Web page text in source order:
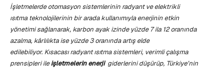
İşletmelerde otomasyon sistemlerinin radyant ve elektrikli
ısıtma teknolojilerinin bir arada kullanımıyla enerjinin etkin
yönetimi sağlanarak, karbon ayak izinde yüzde 7 ila 12 oranında
azalma, kârlılıkta ise yüzde 3 oranında artış elde
edilebiliyor. Kısacası radyant ısıtma sistemleri, verimli çalışma
prensipleri ileişletmelerin enerji giderlerini düşürüp, Türkiye’nin